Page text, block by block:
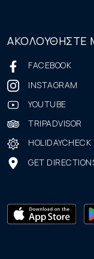
ΑΚΟΛΟΥΘΗΣΤΕ
FACEBOOK
INSTAGRAM
YOUTUBE
TRIPADVISOR
HOLIDAYCHECK
GET